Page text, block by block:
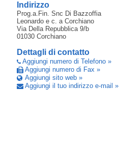
Indirizzo
Prog.a.Fin. Snc Di Bazzoffia
Leonardo e c. a Corchiano
Via Della Repubblica 9/b
01030 Corchiano
Dettagli di contatto
Aggiungi numero di Telefono »
Aggiungi numero di Fax »
Aggiungi sito web »
Aggiungi il tuo indirizzo e-mail »